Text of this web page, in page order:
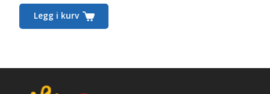
Legg i kurv